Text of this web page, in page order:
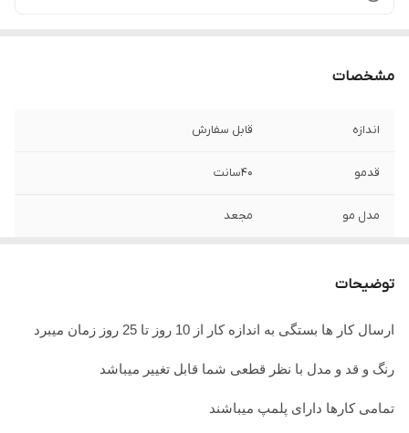
مشخصات
اندازه قابل سفارش
قدمو 40سانت
مدل مو مجعد
توضیحات
ارسال کار ها بستگی به اندازه کار از 10 روز تا 25 روز زمان میبرد
رنگ و قد و مدل با نظر قطعی شما قابل تغییر میباشد
تمامی کارها دارای پلمپ میباشند